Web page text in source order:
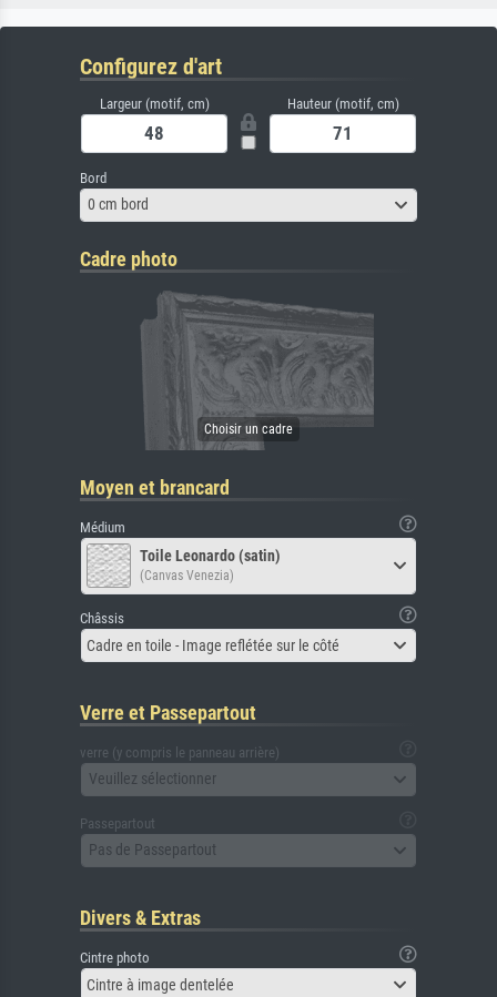
Configurez d'art
Largeur (motif, cm) Hauteur (motif, cm)
Bord
0 cm bord
Cadre photo
Moyen et brancard
Médium
Toile Leonardo (satin)
(Canvas Venezia)
Châssis
Cadre en toile - Image reflétée sur le côté
Verre et Passepartout
verre (y compris le panneau arrière)
Veuillez sélectionner
Passepartout
Pas de Passepartout
Divers & Extras
Cintre photo
Cintre à image dentelée